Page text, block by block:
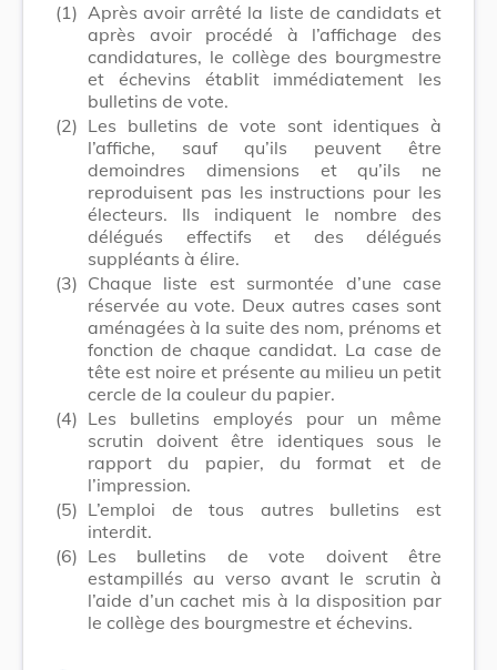
(1) Après avoir arrêté la liste de candidats et
après avoir procédé à l’affichage des
candidatures, le collège des bourgmestre
et échevins établit immédiatement les
bulletins de vote.
(2) Les bulletins de vote sont identiques à
l’affiche, sauf qu’ils peuvent être
demoindres dimensions et qu’ils ne
reproduisent pas les instructions pour les
électeurs. Ils indiquent le nombre des
délégués effectifs et des délégués
suppléants à élire.
(3) Chaque liste est surmontée d’une case
réservée au vote. Deux autres cases sont
aménagées à la suite des nom, prénoms et
fonction de chaque candidat. La case de
tête est noire et présente au milieu un petit
cercle de la couleur du papier.
(4) Les bulletins employés pour un même
scrutin doivent être identiques sous le
rapport du papier, du format et de
l’impression.
(5) L’emploi de tous autres bulletins est
interdit.
(6) Les bulletins de vote doivent être
estampillés au verso avant le scrutin à
l’aide d’un cachet mis à la disposition par
le collège des bourgmestre et échevins.